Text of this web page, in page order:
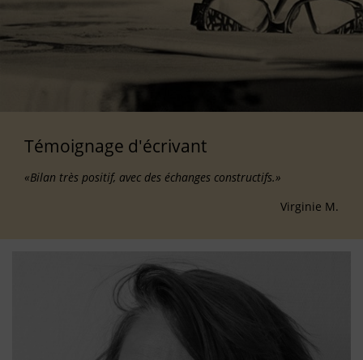
Témoignage d'écrivant
«Bilan très positif, avec des échanges constructifs.»
Virginie M.